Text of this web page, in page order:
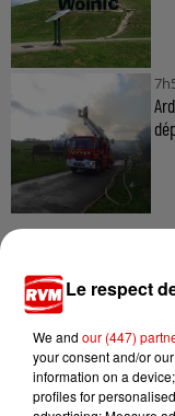
TITRES DIFFUSÉS
17h07
17h07
Le respect
We and our (447)
your consent and/or
information on a
profiles for